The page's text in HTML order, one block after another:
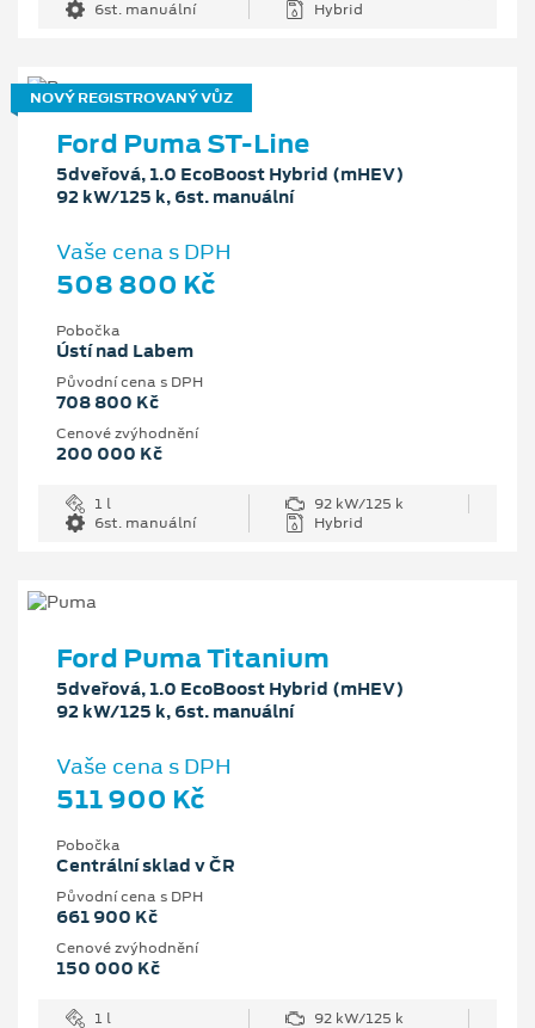
6st. manuální
Hybrid
NOVÝ REGISTROVANÝ VŮZ
Ford Puma ST-Line
5dveřová, 1.0 EcoBoost Hybrid (mHEV)
92 kW/125 k, 6st. manuální
Vaše cena s DPH
508 800 Kč
Pobočka
Ústí nad Labem
Původní cena s DPH
708 800 Kč
Cenové zvýhodnění
200 000 Kč
1 l
92 kW/125 k
6st. manuální
Hybrid
Ford Puma Titanium
5dveřová, 1.0 EcoBoost Hybrid (mHEV)
92 kW/125 k, 6st. manuální
Vaše cena s DPH
511 900 Kč
Pobočka
Centrální sklad v ČR
Původní cena s DPH
661 900 Kč
Cenové zvýhodnění
150 000 Kč
1 l
92 kW/125 k